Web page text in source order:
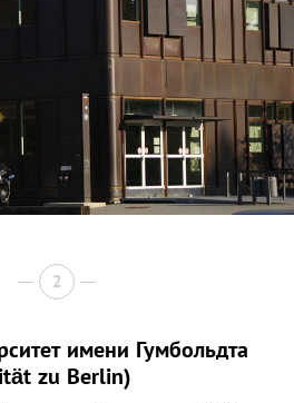
2
имени Гумбольдта
zu Berlin)